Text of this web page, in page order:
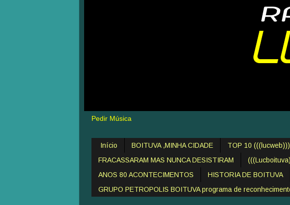
Pedir Música
Início BOITUVA ,MINHA CIDADE TOP 10
FRACASSARAM MAS NUNCA DESISTIRAM
ANOS 80 ACONTECIMENTOS
HISTORIA DE BOITUVA
GRUPO PETROPOLIS BOITUVA programa de